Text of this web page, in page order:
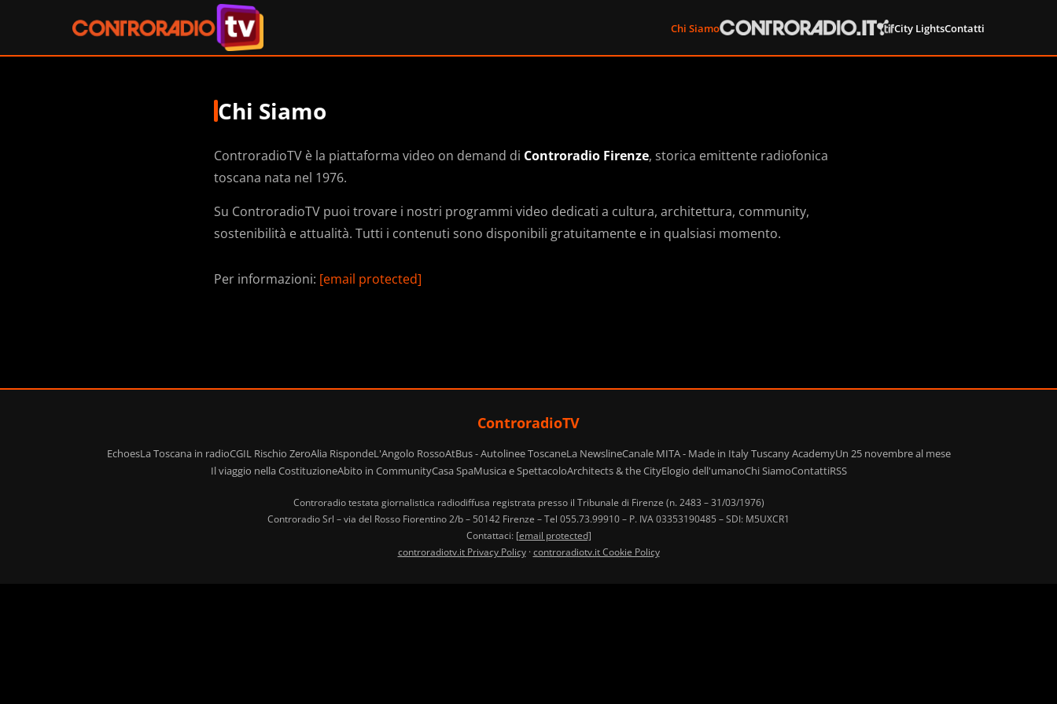
Chi Siamo City LightsContatti
Chi Siamo
ControradioTV è la piattaforma video on demand di Controradio Firenze, storica emittente radiofonica
toscana nata nel 1976.
Su ControradioTV puoi trovare i nostri programmi video dedicati a cultura, architettura, community,
sostenibilità e attualità. Tutti i contenuti sono disponibili gratuitamente e in qualsiasi momento.
Per informazioni: [email protected]
ControradioTV
EchoesLa Toscana in radioCGIL Rischio ZeroAlia RispondeL'Angolo RossoAtBus - Autolinee ToscaneLa NewslineCanale MITA - Made in Italy Tuscany AcademyUn 25 novembre al mese
Il viaggio nella CostituzioneAbito in CommunityCasa SpaMusica e SpettacoloArchitects & the CityElogio dell'umanoChi SiamoContattiRSS
Controradio testata giornalistica radiodiffusa registrata presso il Tribunale di Firenze (n. 2483 – 31/03/1976)
Controradio Srl – via del Rosso Fiorentino 2/b – 50142 Firenze – Tel 055.73.99910 – P. IVA 03353190485 – SDI: M5UXCR1
Contattaci: [email protected]
controradiotv.it Privacy Policy·controradiotv.it Cookie Policy